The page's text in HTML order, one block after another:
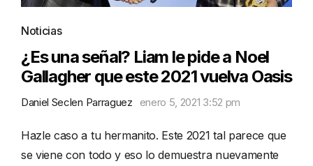
Noticias
¿Es una señal? Liam le pide a Noel
Gallagher que este 2021 vuelva Oasis
Daniel Seclen Parraguez enero 5, 2021 3:52 pm
Hazle caso a tu hermanito. Este 2021 tal parece que
se viene con todo y eso lo demuestra nuevamente